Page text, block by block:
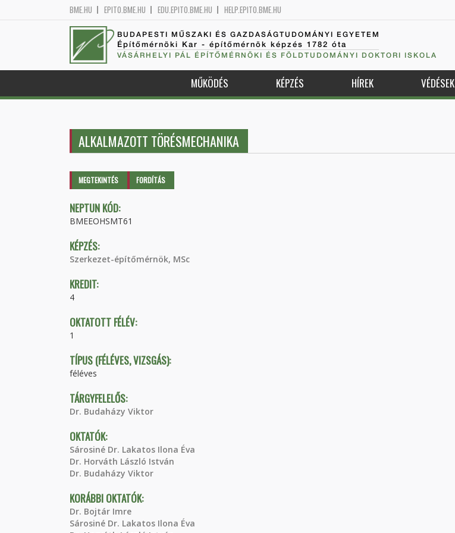
BME.HU EPITO.BME.HU EDU.EPITO.BME.HU HELP.EPITO.BME.HU
BUDAPESTI MŰSZAKI ÉS GAZDASÁGTUDOMÁNYI EGYETEM
Építőmérnöki Kar - építőmérnök képzés 1782 óta
VÁSÁRHELYI PÁL ÉPÍTŐMÉRNÖKI ÉS FÖLDTUDOMÁNYI DOKTORI ISKOLA
MŰKÖDÉS KÉPZÉS HÍREK VÉDÉSEK
ALKALMAZOTT TÖRÉSMECHANIKA
Elsődleges fülek
MEGTEKINTÉS (AKTÍVFORDÍTÁS
NEPTUN KÓD:
BMEEOHSMT61
KÉPZÉS:
Szerkezet-építőmérnök, MSc
KREDIT:
4
OKTATOTT FÉLÉV:
1
TÍPUS (FÉLÉVES, VIZSGÁS):
féléves
TÁRGYFELELŐS:
Dr. Budaházy Viktor
OKTATÓK:
Sárosiné Dr. Lakatos Ilona Éva
Dr. Horváth László István
Dr. Budaházy Viktor
KORÁBBI OKTATÓK:
Dr. Bojtár Imre
Sárosiné Dr. Lakatos Ilona Éva